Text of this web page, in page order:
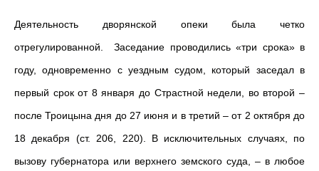
Деятельность дворянской опеки была четко
отрегулированной. Заседание проводились «три срока» в
году, одновременно с уездным судом, который заседал в
первый срок от 8 января до Страстной недели, во второй –
после Троицына дня до 27 июня и в третий – от 2 октября до
18 декабря (ст. 206, 220). В исключительных случаях, по
вызову губернатора или верхнего земского суда, – в любое